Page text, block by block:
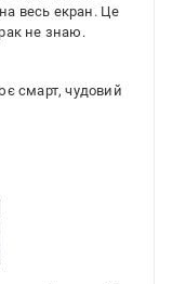
весь екран. Це
не знаю.
смарт, чудовий